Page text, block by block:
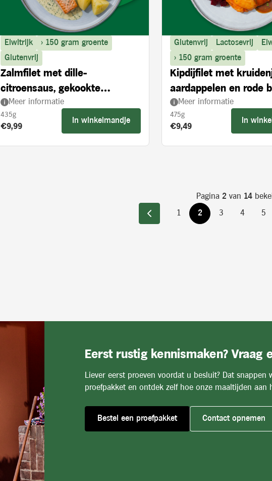
Eiwitrijk
> 150 gram groente
Glutenvrij
Zalmfilet met dille-
citroensaus, gekookte
aardappelen en doperwten
Meer informatie
435g
Product prijs:
€9,99
In winkelmandje
Glutenvrij Lactosevrij
> 150 gram groente
Kipdijfilet met
aardappelen en rode
Meer informatie
475g
Product prijs:
€9,49
In
Pagina 2 van 14
1 2 3 4 5
Eerst rustig kennismaken? Vraag
Liever eerst proeven voordat u besluit? Dat
proefpakket en ontdek zelf hoe onze maaltijden aan
Bestel een proefpakket Contact opnemen